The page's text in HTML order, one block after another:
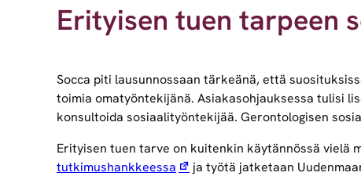
Erityisen tuen tarpeen
Socca piti lausunnossaan tärkeänä, että
toimia omatyöntekijänä. Asiakasohjauksessa tulisi
konsultoida sosiaalityöntekijää. Gerontologisen
Erityisen tuen tarve on kuitenkin käytännössä vielä
tutkimushankkeessa
ja työtä jatketaan